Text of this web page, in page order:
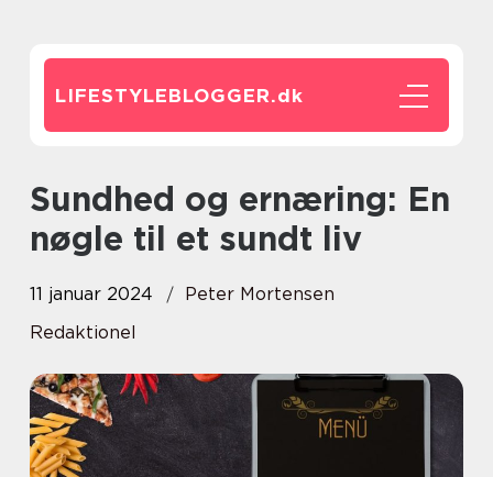
LIFESTYLEBLOGGER.dk
Sundhed og ernæring: En
nøgle til et sundt liv
11 januar 2024
Peter Mortensen
Redaktionel